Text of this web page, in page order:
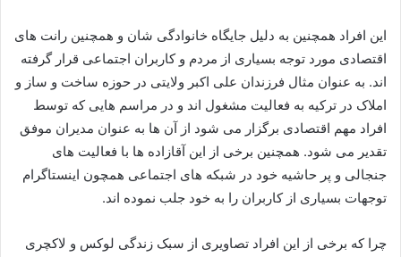
این افراد همچنین به دلیل جایگاه خانوادگی شان و همچنین رانت های
اقتصادی مورد توجه بسیاری از مردم و کاربران اجتماعی قرار گرفته
اند. به عنوان مثال فرزندان علی‌ اکبر ولایتی در حوزه ساخت و ساز و
املاک در ترکیه به فعالیت مشغول‌ اند و در مراسم‌ هایی که توسط
افراد مهم اقتصادی برگزار می‌ شود از آن‌ ها به عنوان مدیران موفق
تقدیر می‌ شود. همچنین برخی از این آقازاده ها با فعالیت های
جنجالی و پر حاشیه خود در شبکه های اجتماعی همچون اینستاگرام
توجهات بسیاری از کاربران را به خود جلب نموده اند.
چرا که برخی از این افراد تصاویری از سبک زندگی لوکس و لاکچری